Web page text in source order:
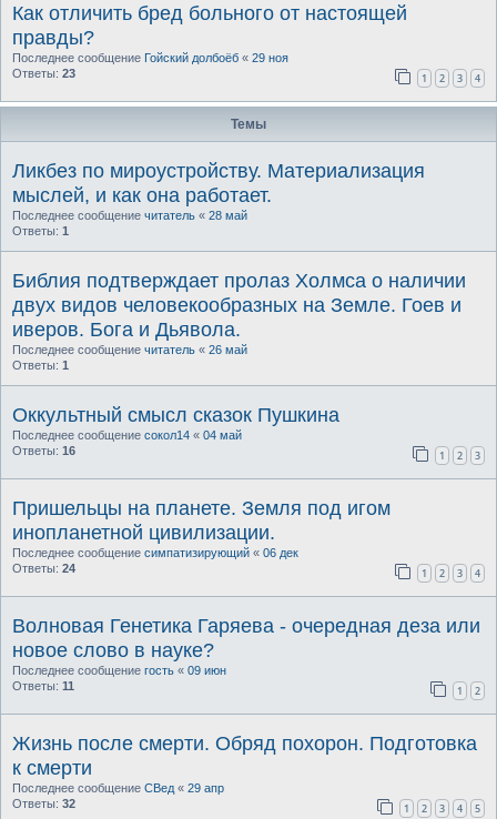
Как отличить бред больного от настоящей
правды?
Последнее сообщение Гойский долбоёб « 29 ноя
Ответы: 23 1 2 3 4
Темы
Ликбез по мироустройству. Материализация
мыслей, и как она работает.
Последнее сообщение читатель « 28 май
Ответы: 1
Библия подтверждает пролаз Холмса о наличии
двух видов человекообразных на Земле. Гоев и
иверов. Бога и Дьявола.
Последнее сообщение читатель « 26 май
Ответы: 1
Оккультный смысл сказок Пушкина
Последнее сообщение сокол14 « 04 май
Ответы: 16 1 2 3
Пришельцы на планете. Земля под игом
инопланетной цивилизации.
Последнее сообщение симпатизирующий « 06 дек
Ответы: 24 1 2 3 4
Волновая Генетика Гаряева - очередная деза или
новое слово в науке?
Последнее сообщение гость « 09 июн
Ответы: 11 1 2
Жизнь после смерти. Обряд похорон. Подготовка
к смерти
Последнее сообщение СВед « 29 апр
Ответы: 32 1 2 3 4 5